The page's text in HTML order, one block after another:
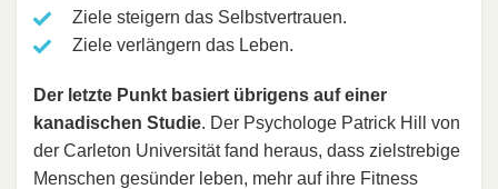
Ziele steigern das Selbstvertrauen.
Ziele verlängern das Leben.
Der letzte Punkt basiert übrigens auf einer
kanadischen Studie. Der Psychologe Patrick Hill von
der Carleton Universität fand heraus, dass zielstrebige
Menschen gesünder leben, mehr auf ihre Fitness